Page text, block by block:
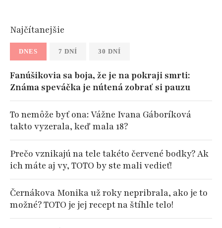
Najčítanejšie
DNES 7 DNÍ 30 DNÍ
Fanúšikovia sa boja, že je na pokraji smrti:
Známa speváčka je nútená zobrať si pauzu
To nemôže byť ona: Vážne Ivana Gáboríková
takto vyzerala, keď mala 18?
Prečo vznikajú na tele takéto červené bodky? Ak
ich máte aj vy, TOTO by ste mali vedieť!
Černákova Monika už roky nepribrala, ako je to
možné? TOTO je jej recept na štíhle telo!